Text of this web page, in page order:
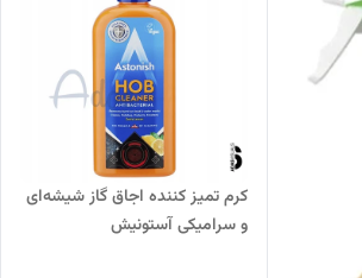
کرم تمیز کننده اجاق گاز شیشه‌ای
و سرامیکی آستونیش